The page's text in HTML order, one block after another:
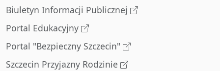
Biuletyn Informacji Publicznej
Portal Edukacyjny
Portal "Bezpieczny Szczecin"
Szczecin Przyjazny Rodzinie